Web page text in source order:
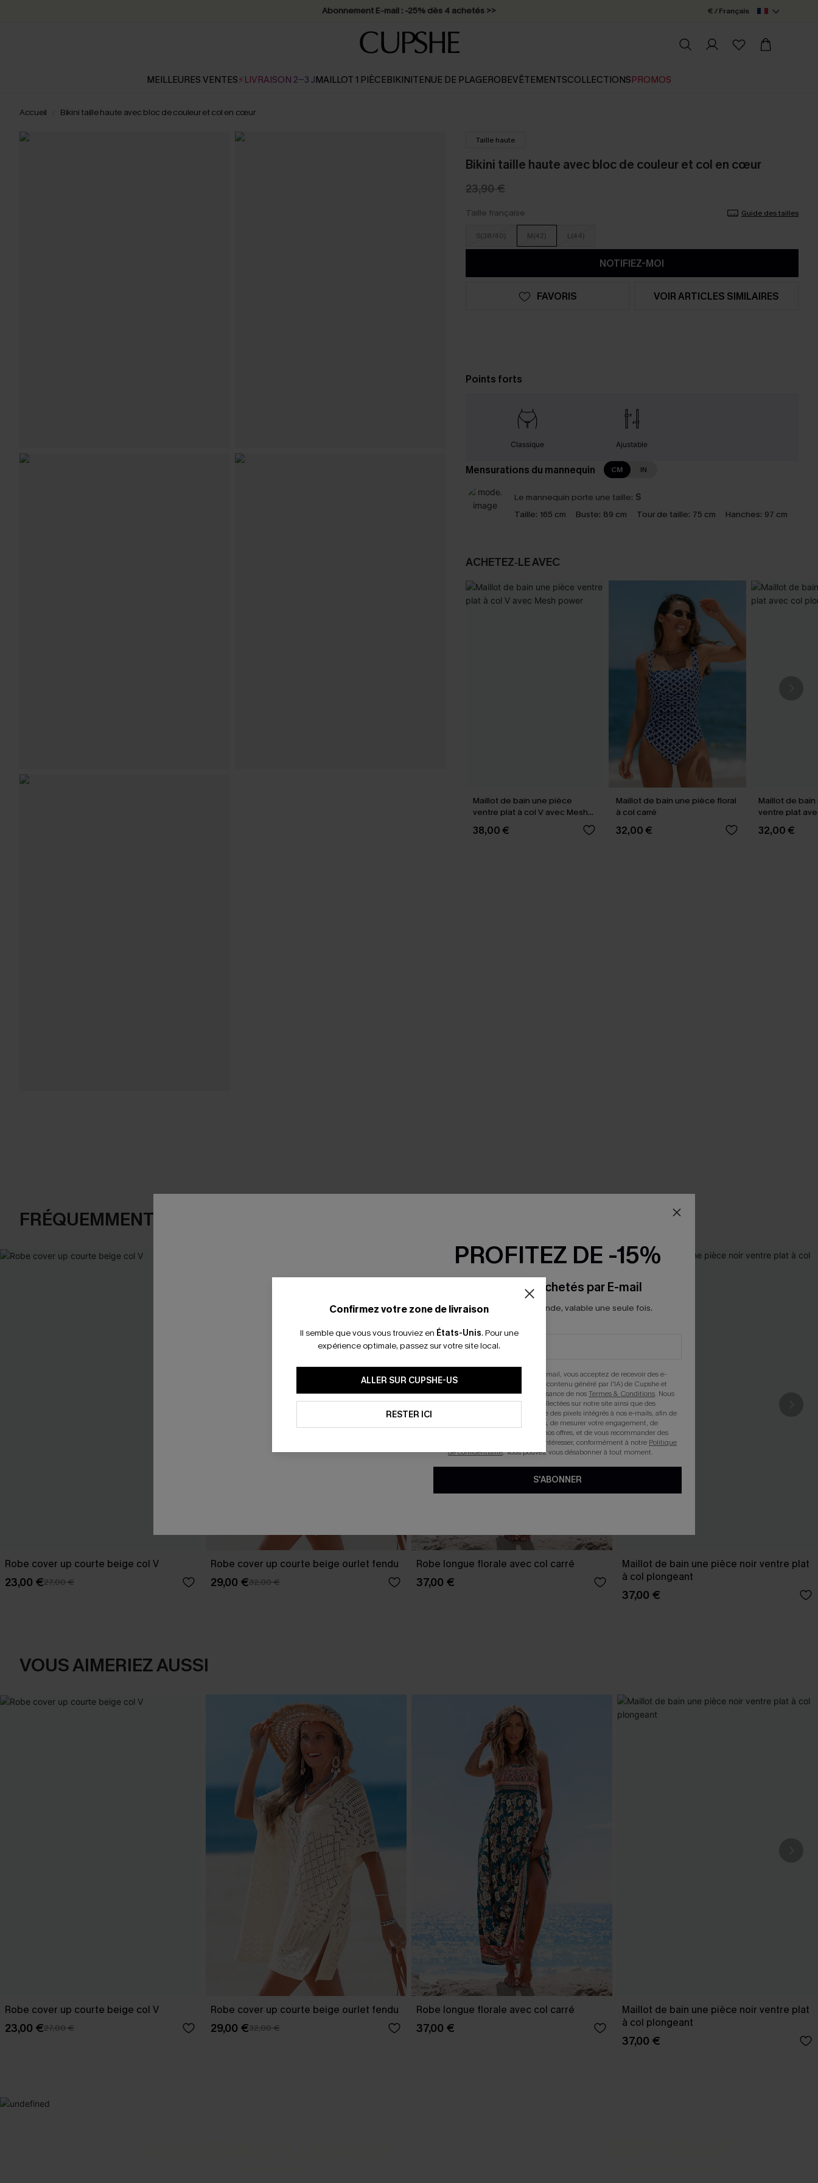
Abonnement E-mail : -25% dès 4 achetés >> € / Français
MEILLEURES VENTES⚡LIVRAISON 2-3 JMAILLOT 1 PIÈCEBIKINITENUE DE PLAGEROBEVÊTEMENTSCOLLECTIONSPROMOS
Accueil Bikini taille haute avec bloc de couleur et col en cœur
Taille haute
Bikini taille haute avec bloc de couleur et col en cœur
23,90 €
Taille française Guide des tailles
S(38/40) M(42) L(44)
NOTIFIEZ-MOI
FAVORIS VOIR ARTICLES SIMILAIRES
Points forts
Classique Ajustable
Mensurations du mannequin CM IN
Le mannequin porte une taille: S
Taille: 165 cm Buste: 89 cm Tour de taille: 75 cm Hanches: 97 cm
ACHETEZ‑LE AVEC
Maillot de bain une pièce
ventre plat à col V avec Mesh
power
38,00 €
Maillot de bain une pièce floral
à col carré
32,00 €
Maillot de
ventre plat
prune
32,00 €
FRÉQUEMMENT ACHETÉS ENSEMBLE
Robe cover up courte beige col V
23,00 €27,00 €
Robe cover up courte beige ourlet fendu
29,00 €32,00 €
Robe longue florale avec col carré
37,00 €
Maillot de bain une pièce noir ventre plat
à col plongeant
37,00 €
VOUS AIMERIEZ AUSSI
Robe cover up courte beige col V
23,00 €27,00 €
Robe cover up courte beige ourlet fendu
29,00 €32,00 €
Robe longue florale avec col carré
37,00 €
Maillot de bain une pièce noir ventre plat
à col plongeant
37,00 €
Confirmez votre zone de livraison
Il semble que vous vous trouviez en États-Unis. Pour une
expérience optimale, passez sur votre site local.
ALLER SUR CUPSHE-US
RESTER ICI
PROFITEZ DE -15%
-15% dès 2 Achetés par E-mail
*Un code par commande, valable une seule fois.
En soumettant votre adresse e-mail, vous acceptez de recevoir des e-
mails marketing (y compris du contenu généré par l'IA) de Cupshe et
reconnaissez avoir pris connaissance de nosTermes & Conditions. Nous
pouvons utiliser les données collectées sur notre site ainsi que des
technologies de suivi, telles que des pixels intégrés à nos e-mails, afin de
savoir si ceux-ci ont été ouverts, de mesurer votre engagement, de
personnaliser nos contenus et nos offres, et de vous recommander des
produits susceptibles de vous intéresser, conformément à notre Politique
de confidentialité. Vous pouvez vous désabonner à tout moment.
S'ABONNER